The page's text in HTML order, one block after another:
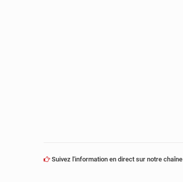
Suivez l'information en direct sur notre chaîne